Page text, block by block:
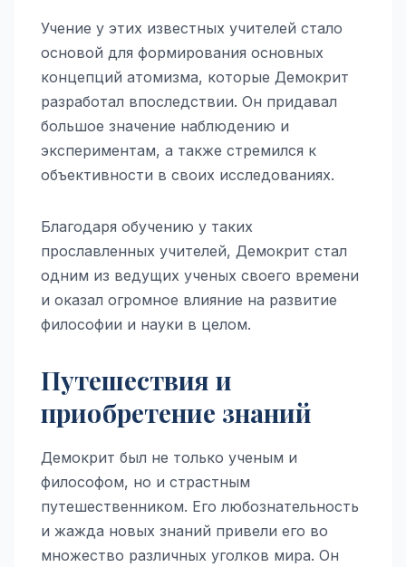
Учение у этих известных учителей стало
основой для формирования основных
концепций атомизма, которые Демокрит
разработал впоследствии. Он придавал
большое значение наблюдению и
экспериментам, а также стремился к
объективности в своих исследованиях.
Благодаря обучению у таких
прославленных учителей, Демокрит стал
одним из ведущих ученых своего времени
и оказал огромное влияние на развитие
философии и науки в целом.
Путешествия и
приобретение знаний
Демокрит был не только ученым и
философом, но и страстным
путешественником. Его любознательность
и жажда новых знаний привели его во
множество различных уголков мира. Он